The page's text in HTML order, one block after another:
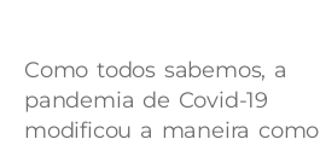
Como todos sabemos, a
pandemia de Covid-19
modificou a maneira como